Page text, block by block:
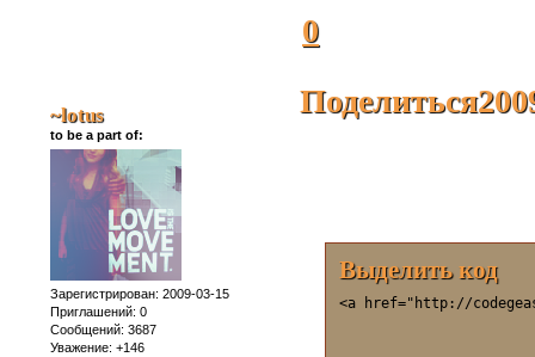
0
Поделиться
~lotus
to be a part of:
Зарегистрирован: 2009-03-15
Приглашений: 0
Сообщений: 3687
Уважение: +146
Выделить код
<a href="http://